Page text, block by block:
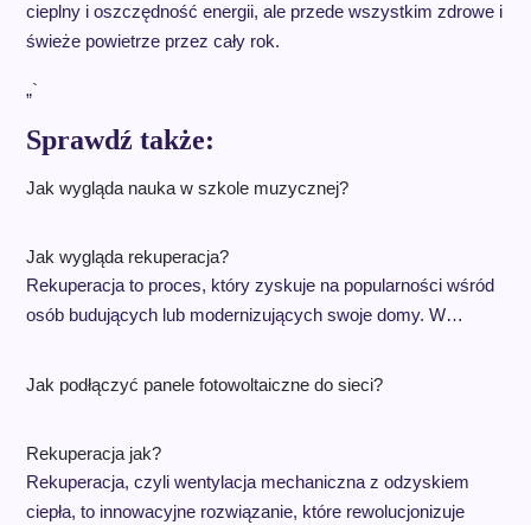
cieplny i oszczędność energii, ale przede wszystkim zdrowe i
świeże powietrze przez cały rok.
„`
Sprawdź także:
Jak wygląda nauka w szkole muzycznej?
Jak wygląda rekuperacja?
Rekuperacja to proces, który zyskuje na popularności wśród
osób budujących lub modernizujących swoje domy. W…
Jak podłączyć panele fotowoltaiczne do sieci?
Rekuperacja jak?
Rekuperacja, czyli wentylacja mechaniczna z odzyskiem
ciepła, to innowacyjne rozwiązanie, które rewolucjonizuje